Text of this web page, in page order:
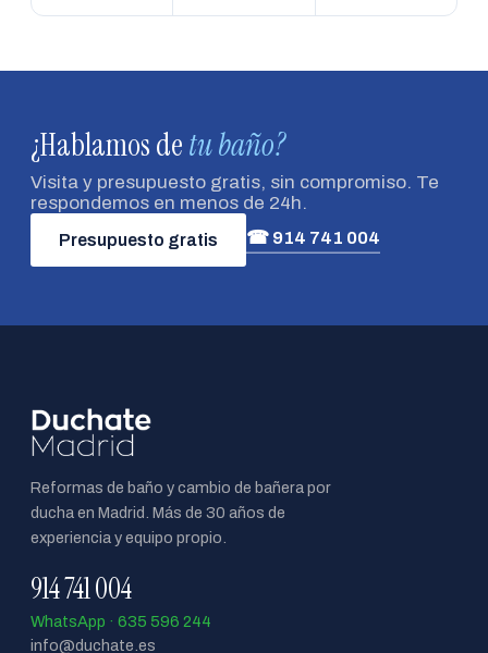
¿Hablamos detu baño?
Visita y presupuesto gratis, sin compromiso. Te
respondemos en menos de 24h.
Presupuesto gratis ☎ 914 741 004
Reformas de baño y cambio de bañera por
ducha en Madrid. Más de 30 años de
experiencia y equipo propio.
914 741 004
WhatsApp · 635 596 244
info@duchate.es